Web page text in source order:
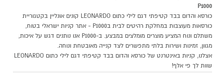
P1000
כורסא והדום בבד קטיפתי דגם לילי כתום LEONARDO קונים אונליין בקטגוריית
כורסאות מעוצבות במחלקת רהיטים לבית בP1000 - אתר קניות ישראלי בטוח,
משתלם ונוח המציע מוצרים מומלצים במבצע. ב-P1000 אנו נותנים דגש על איכות,
מגוון, זמינות ושירות בלתי מתפשרים לצד קנייה מאובטחת ונוחה.
אצלנו, קניות באינטרנט של כורסא והדום בבד קטיפתי דגם לילי כתום LEONARDO
שוות לך פי אלף!